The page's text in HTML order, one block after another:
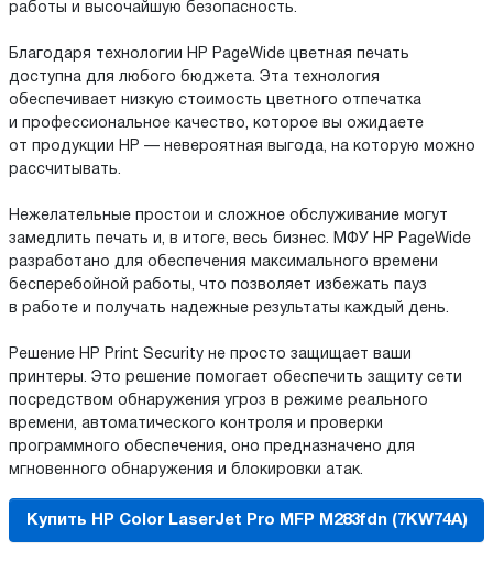
работы и высочайшую безопасность.
Благодаря технологии HP PageWide цветная печать
доступна для любого бюджета. Эта технология
обеспечивает низкую стоимость цветного отпечатка
и профессиональное качество, которое вы ожидаете
от продукции HP — невероятная выгода, на которую можно
рассчитывать.
Нежелательные простои и сложное обслуживание могут
замедлить печать и, в итоге, весь бизнес. МФУ HP PageWide
разработано для обеспечения максимального времени
бесперебойной работы, что позволяет избежать пауз
в работе и получать надежные результаты каждый день.
Решение HP Print Security не просто защищает ваши
принтеры. Это решение помогает обеспечить защиту сети
посредством обнаружения угроз в режиме реального
времени, автоматического контроля и проверки
программного обеспечения, оно предназначено для
мгновенного обнаружения и блокировки атак.
Купить HP Color LaserJet Pro MFP M283fdn (7KW74A)